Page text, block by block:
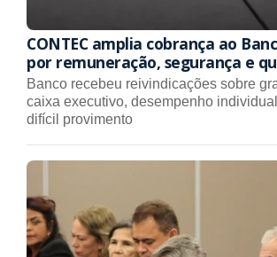
CONTEC amplia cobrança ao
por remuneração, segurança e
Banco recebeu reivindicações sobre
caixa executivo, desempenho
difícil provimento